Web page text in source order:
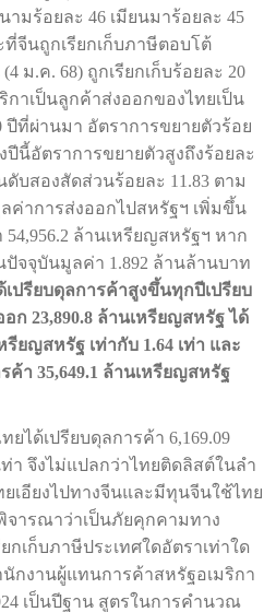
ามร้อยละ 46 เมียนมาร้อยละ 45
จีนถูกเรียกเก็บภาษีตอบโต้
ม.ค. 68) ถูกเรียกเก็บร้อยละ 20
กาเป็นลูกค้าส่งออกของไทยเป็น
ปีที่ผ่านมา อัตราการขยายตัวร้อย
ปีนี้อัตราการขยายตัวสูงถึงร้อยละ
บสองสัดส่วนร้อยละ 11.83 ตาม
ค่าการส่งออกไปสหรัฐฯ เพิ่มขึ้น
ล้านเหรียญสหรัฐฯ หาก
ปัจจุบันมูลค่า 1.892 ล้านล้านบาท
ปรียบดุลการค้าสูงขึ้นทุกปีเปรียบ
ก 23,890.8 ล้านเหรียญสหรัฐ ได้
รียญสหรัฐ เท่ากับ 1.64 เท่า และ
ค้า 35,649.1 ล้านเหรียญสหรัฐ
ยได้เปรียบดุลการค้า 6,169.09
า จึงไม่แปลกว่าไทยติดลิสต์ในลำ
เอียงไปทางจีนและมีทุนจีนใช้ไทย
จารณาว่าเป็นภัยคุกคามทาง
กเก็บภาษีประเทศใดอัตราเท่าใด
นักงานผู้แทนการค้าสหรัฐอเมริกา
เป็นปีฐาน สูตรในการคำนวณ